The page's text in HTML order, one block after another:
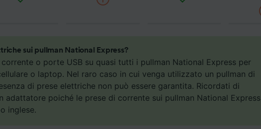
sui pullman National Express?
o porte USB su quasi tutti i pullman National Express per
o laptop. Nel raro caso in cui venga utilizzato un pullman di
di prese elettriche non può essere garantita. Ricordati di
adattatore poiché le prese di corrente sui pullman National Express
inglese.
misurazione delle prestazioni dei contenuti e degli annunci,
pubblico, sviluppo di servizi.
partner (fornitori)